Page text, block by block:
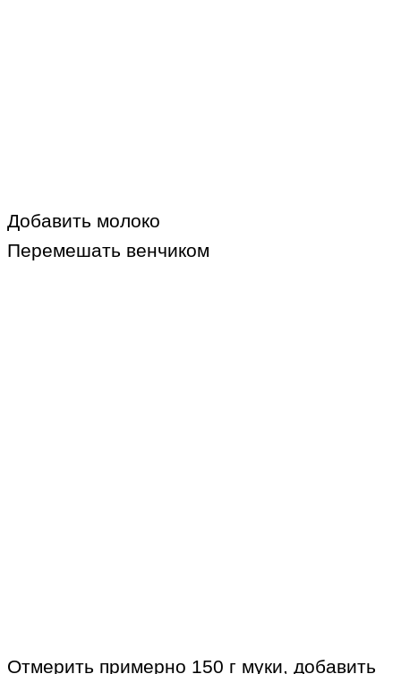
Добавить молоко
Перемешать венчиком
Отмерить примерно 150 г муки, добавить